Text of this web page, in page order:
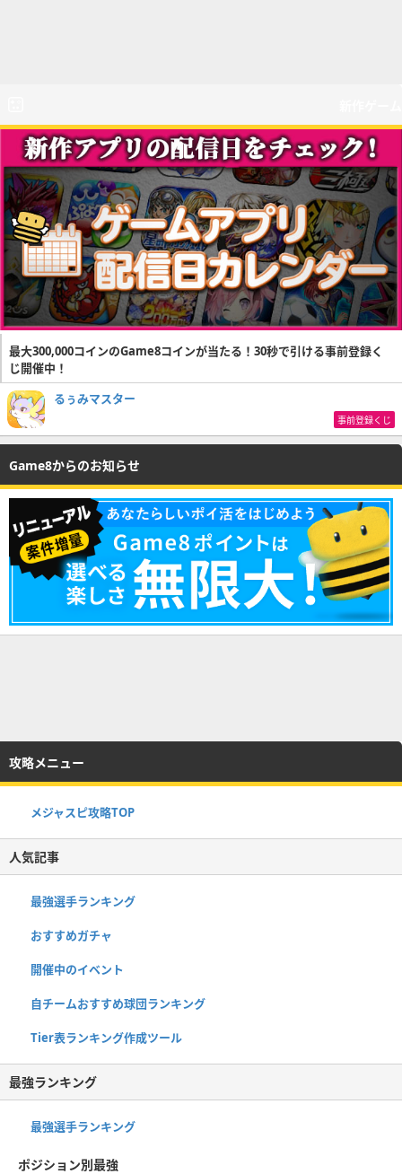
最大300,000コインのGame8コインが当たる！30秒で引ける事前登録く
じ開催中！
るぅみマスター
事前登録くじ
Game8からのお知らせ
攻略メニュー
メジャスピ攻略TOP
人気記事
最強選手ランキング
おすすめガチャ
開催中のイベント
自チームおすすめ球団ランキング
Tier表ランキング作成ツール
最強ランキング
最強選手ランキング
ポジション別最強